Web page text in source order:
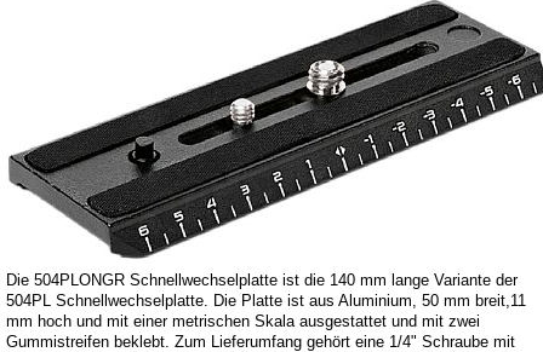
Die 504PLONGR Schnellwechselplatte ist die 140 mm lange Variante der
504PL Schnellwechselplatte. Die Platte ist aus Aluminium, 50 mm breit,11
mm hoch und mit einer metrischen Skala ausgestattet und mit zwei
Gummistreifen beklebt. Zum Lieferumfang gehört eine 1/4" Schraube mit